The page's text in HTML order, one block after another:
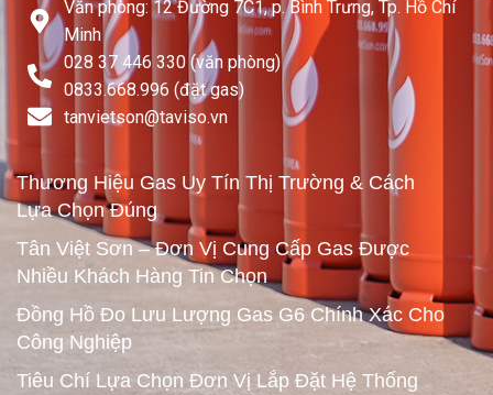
Văn phòng: 12 Đường 7C1, p. Bình Trưng, Tp. Hồ Chí
Minh
028 37 446 330 (văn phòng)
0833.668.996 (đặt gas)
tanvietson@taviso.vn​
Thương Hiệu Gas Uy Tín Thị Trường & Cách
Lựa Chọn Đúng
Tân Việt Sơn – Đơn Vị Cung Cấp Gas Được
Nhiều Khách Hàng Tin Chọn
Đồng Hồ Đo Lưu Lượng Gas G6 Chính Xác Cho
Công Nghiệp
Tiêu Chí Lựa Chọn Đơn Vị Lắp Đặt Hệ Thống